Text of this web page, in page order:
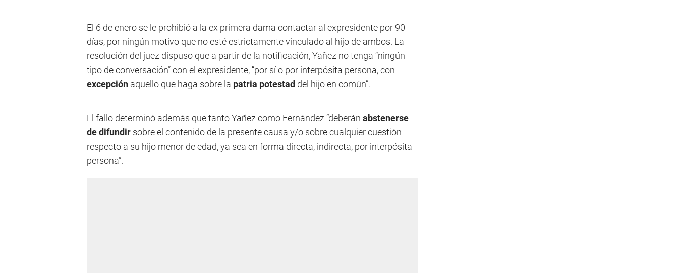
El 6 de enero se le prohibió a la ex primera dama contactar al expresidente por 90
días, por ningún motivo que no esté estrictamente vinculado al hijo de ambos. La
resolución del juez dispuso que a partir de la notificación, Yañez no tenga “ningún
tipo de conversación” con el expresidente, “por sí o por interpósita persona, con
excepción aquello que haga sobre la patria potestad del hijo en común”.
El fallo determinó además que tanto Yañez como Fernández “deberán abstenerse
de difundir sobre el contenido de la presente causa y/o sobre cualquier cuestión
respecto a su hijo menor de edad, ya sea en forma directa, indirecta, por interpósita
persona”.